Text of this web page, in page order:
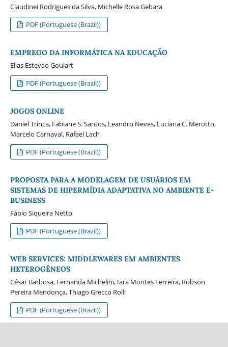
Claudinei Rodrigues da Silva, Michelle Rosa Gebara
PDF (Portuguese (Brazil))
EMPREGO DA INFORMÁTICA NA EDUCAÇÃO
Elias Estevao Goulart
PDF (Portuguese (Brazil))
JOGOS ONLINE
Daniel Trinca, Fabiane S. Santos, Leandro Neves, Luciana C. Merotto,
Marcelo Carnaval, Rafael Lach
PDF (Portuguese (Brazil))
PROPOSTA PARA A MODELAGEM DE USUÁRIOS EM
SISTEMAS DE HIPERMÍDIA ADAPTATIVA NO AMBIENTE E-
BUSINESS
Fábio Siqueira Netto
PDF (Portuguese (Brazil))
WEB SERVICES: MIDDLEWARES EM AMBIENTES
HETEROGÊNEOS
César Barbosa, Fernanda Michelini, Iara Montes Ferreira, Robson
Pereira Mendonça, Thiago Grecco Rolli
PDF (Portuguese (Brazil))